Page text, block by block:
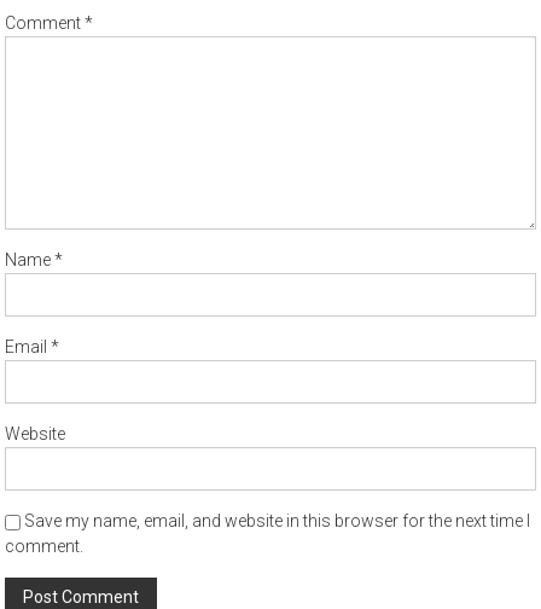
Comment*
Name*
Email*
Website
Save my name, email, and website in this browser for the next time I
comment.